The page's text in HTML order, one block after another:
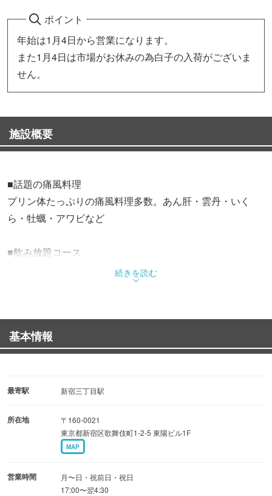
ポイント
年始は1月4日から営業になります。
また1月4日は市場がお休みの為白子の入荷がございま
せん。
施設概要
■話題の痛風料理
プリン体たっぷりの痛風料理多数。あん肝・雲丹・いく
ら・牡蠣・アワビなど
■飲み放題コース
・雲丹しゃぶ ＜8品＋2h飲放付＞ 7,980円
・痛風鍋 ＜8品＋2h飲放付＞ 7,980円
■生牡蠣・海鮮
毎日全国各地から仕入れた旬の生牡蠣。「生・焼・揚・
刺身だけでなく白子やあん肝など日本酒に合う海鮮料理を
十四代をはじめ全国の銘酒を常時25種類が飲める日本酒飲
み放題プランも大好評
続きを読む
基本情報
最寄駅 新宿三丁目駅
所在地
〒160-0021
東京都新宿区歌舞伎町1-2-5 東陽ビル1F
MAP
営業時間
月〜日・祝前日・祝日
17:00〜翌4:30